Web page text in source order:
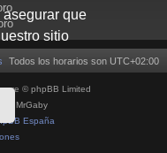
que
sitio
Todos los horarios son UTC+02:00
© phpBB Limited
MrGaby
España